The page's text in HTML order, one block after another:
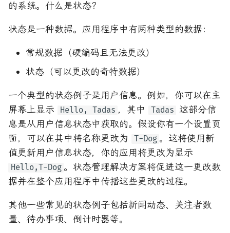
的系统。什么是状态？
状态是一种数据。应用程序中有两种类型的数据：
常规数据（硬编码且无法更改）
状态（可以更改的奇特数据）
一个典型的状态例子是用户信息。例如，你可以在主
屏幕上显示
Hello, Tadas ，其中 Tadas
这部分信
息是从用户信息状态中获取的。假设你有一个设置页
面，可以在其中将名称更改为
T-Dog 。这将使用新
值更新用户信息状态，你的应用将更改为显示
Hello,T-Dog 。状态管理解决方案将促进这一更改数
据并在整个应用程序中传播这些更改的过程。
其他一些常见的状态例子包括新闻动态、关注者数
量、待办事项、倒计时器等。